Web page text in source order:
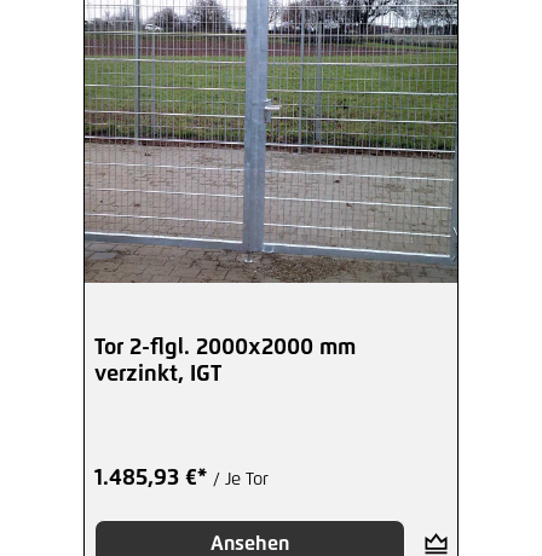
Tor 2-flgl. 2000x2000 mm
verzinkt, IGT
1.485,93 €* / Je Tor
Ansehen